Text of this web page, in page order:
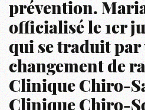
prévention.
officialisé le 1er
qui se traduit par
changement de
Clinique Chiro-